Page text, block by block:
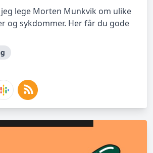
lege Morten Munkvik om ulike
og sykdommer. Her får du gode